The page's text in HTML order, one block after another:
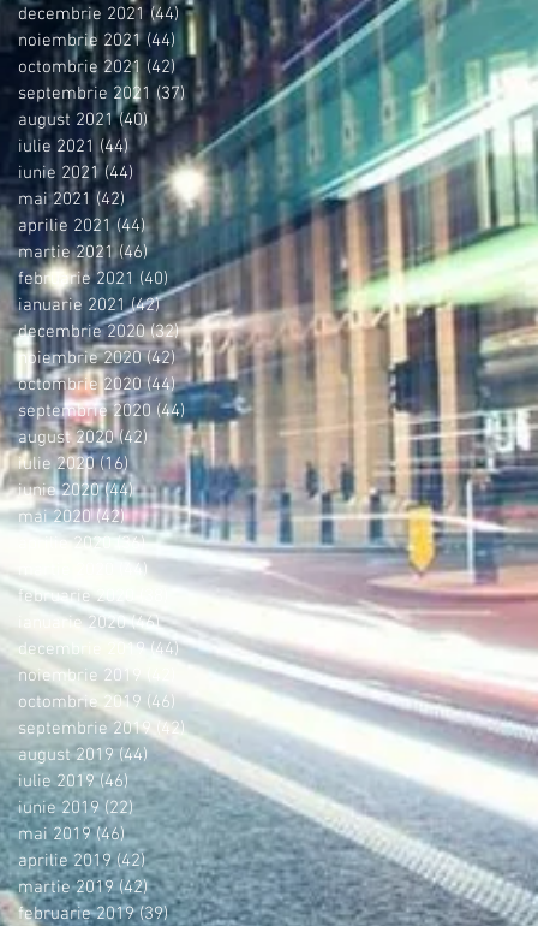
decembrie 2021 (44)44 postări
noiembrie 2021 (44) 44 postări
octombrie 2021 (42)42 postări
septembrie 2021 (37)37 postări
august 2021 (40)40 postări
iulie 2021 (44)44 postări
iunie 2021 (44) 44 postări
mai 2021 (42) 42 postări
aprilie 2021 (44)44 postări
martie 2021 (46)46 postări
februarie 2021 (40)40 postări
ianuarie 2021 (42)42 postări
decembrie 2020 (32)32 postări
noiembrie 2020 (42) 42 postări
octombrie 2020 (44)44 postări
septembrie 2020 (44)44 postări
august 2020 (42)42 postări
iulie 2020 (16)16 postări
iunie 2020 (44)44 postări
mai 2020 (42)42 postări
aprilie 2020 (36)36 postări
martie 2020
(44) 44 postări
februarie 2020
38 postări
ianuarie 2020 (46)46 postări
decembrie 2019 (44)44 postări
noiembrie 2019
42 postări
octombrie 2019 (46) 46 postări
septembrie 2019 (42)42 postări
august 2019 (44) 44 postări
iulie 2019 (46) 46 postări
iunie 2019 (22) 22 postări
mai 2019 (46)46 postări
aprilie 2019 (42)42 postări
martie 2019 (42)42 postări
februarie 2019 (39)39 postări